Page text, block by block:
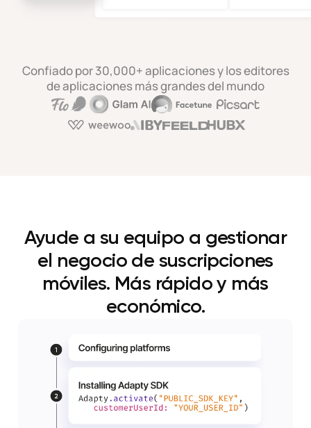
Confiado por 30,000+ aplicaciones y los editores
de aplicaciones más grandes del mundo
Ayude a su equipo a gestionar
el negocio de suscripciones
móviles. Más rápido y más
económico.